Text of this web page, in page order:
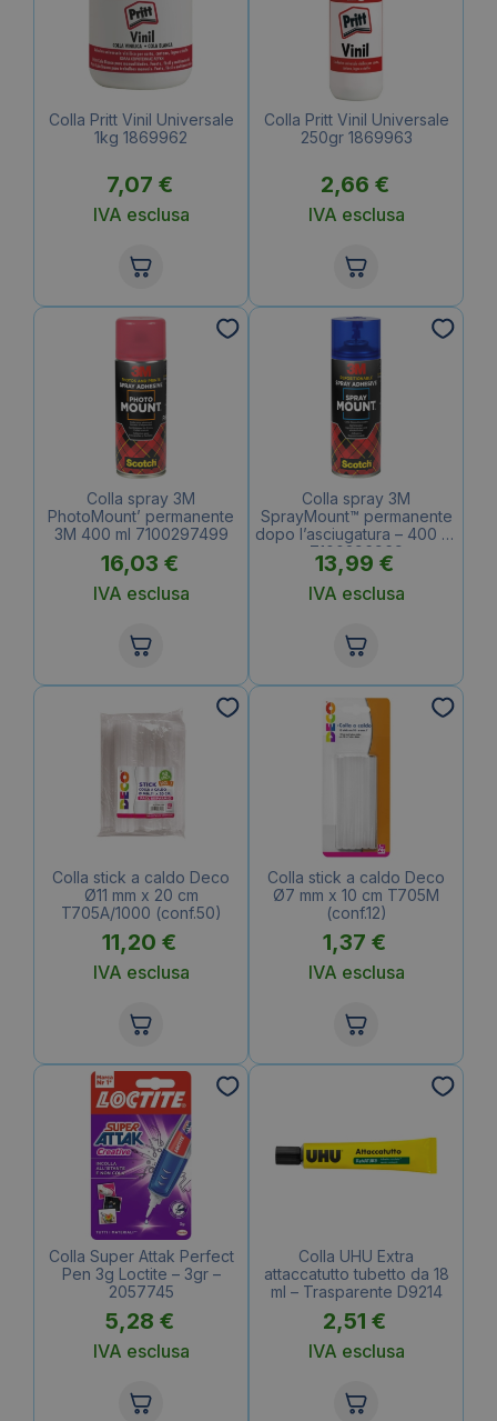
Colla Pritt Vinil Universale
1kg 1869962
7,07 €
IVA esclusa
Colla Pritt Vinil Universale
250gr 1869963
2,66 €
IVA esclusa
Colla spray 3M
PhotoMount’ permanente
3M 400 ml 7100297499
16,03 €
IVA esclusa
Colla spray 3M
SprayMount™ permanente
dopo l’asciugatura – 400 ml
7100296969
13,99 €
IVA esclusa
Colla stick a caldo Deco
Ø11 mm x 20 cm
T705A/1000 (conf.50)
11,20 €
IVA esclusa
Colla stick a caldo Deco
Ø7 mm x 10 cm T705M
(conf.12)
1,37 €
IVA esclusa
Colla Super Attak Perfect
Pen 3g Loctite – 3gr –
2057745
5,28 €
IVA esclusa
Colla UHU Extra
attaccatutto tubetto da 18
ml – Trasparente D9214
2,51 €
IVA esclusa